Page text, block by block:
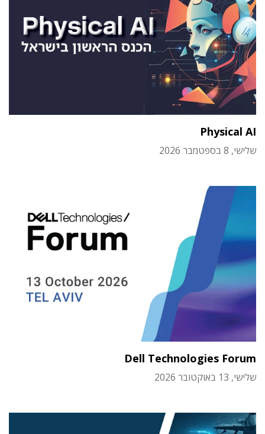
Physical AI
שלישי, 8 בספטמבר 2026
Dell Technologies Forum
שלישי, 13 באוקטובר 2026